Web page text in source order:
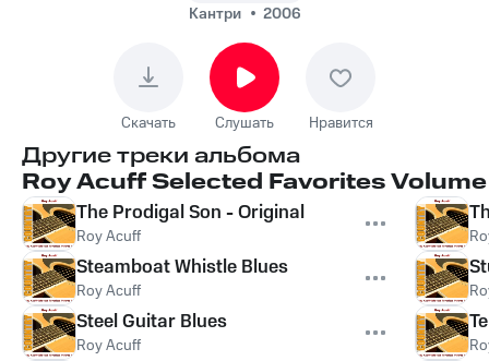
Кантри
2006
Скачать Слушать Нравится
Другие треки альбома
Roy Acuff Selected Favorites
The Prodigal Son - Original
Roy Acuff
Steamboat Whistle Blues
Roy Acuff
Steel Guitar Blues
Roy Acuff